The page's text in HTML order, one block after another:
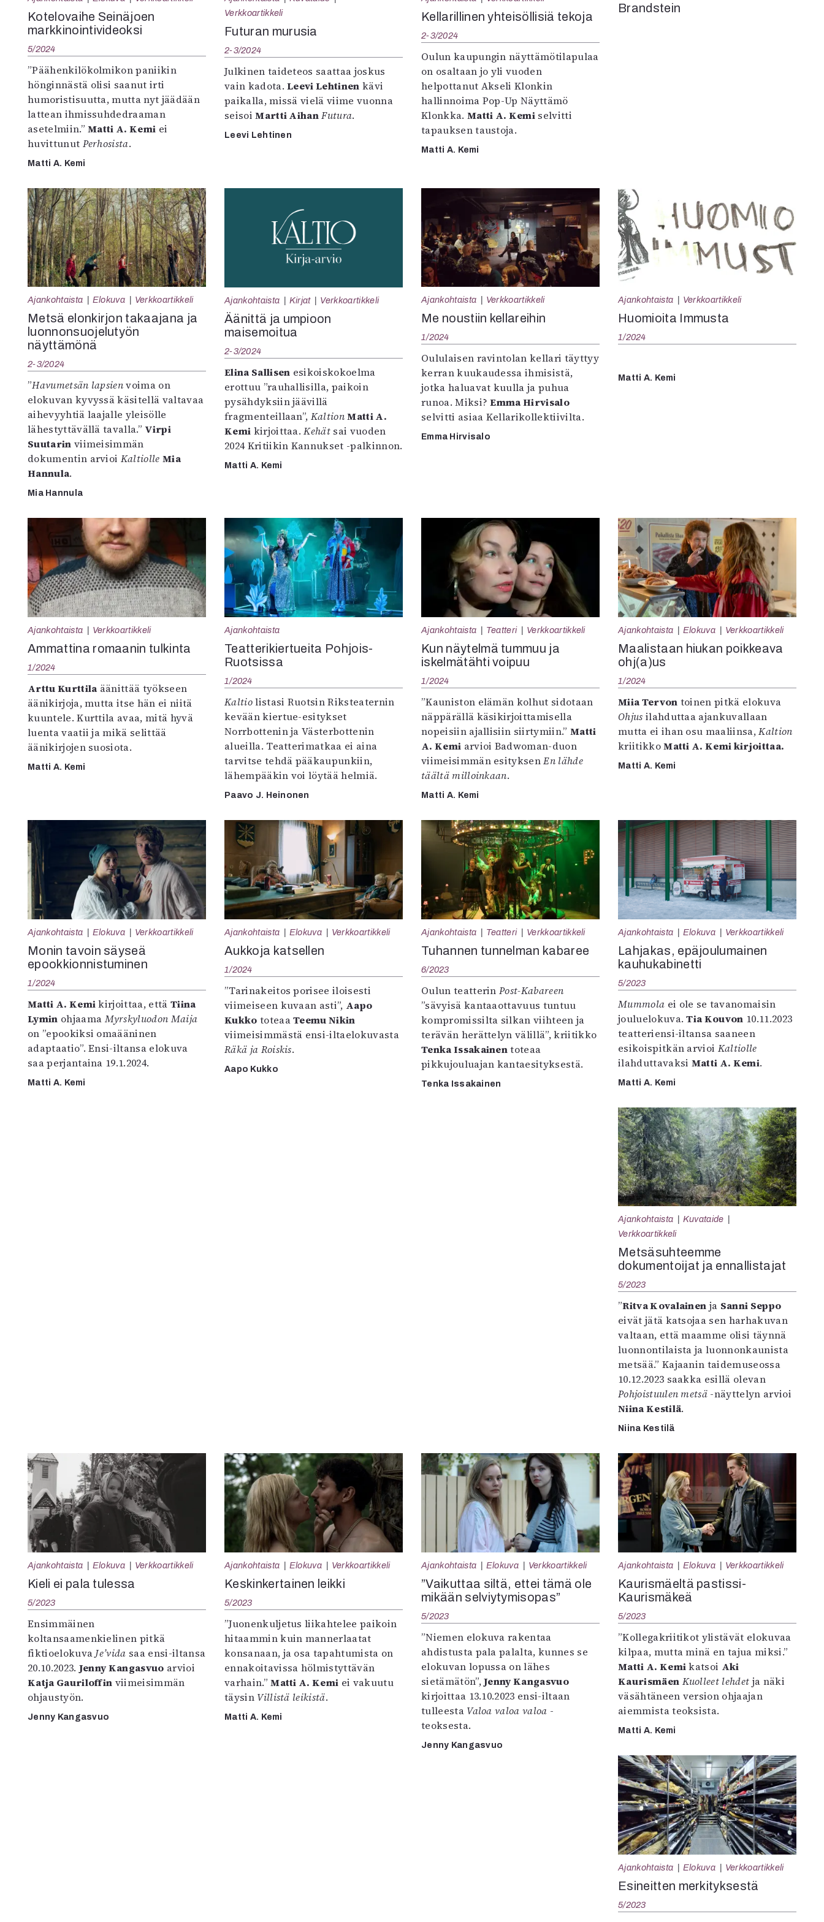
Kuvataide
In English
Arkisto
Kotelovaihe Seinäjoen
markkinointivideoksi
5/2024
”Päähenkilökolmikon paniikin
hönginnästä olisi saanut irti
humoristisuutta, mutta nyt jäädään
lattean ihmissuhdedraaman
asetelmiin.”Matti A. Kemi ei
huvittunut Perhosista.
Matti A. Kemi
Verkkoartikkeli
Futuran murusia
2-3/2024
Julkinen taideteos saattaa joskus
vain kadota.Leevi Lehtinen kävi
paikalla, missä vielä viime vuonna
seisoiMartti Aihan Futura.
Leevi Lehtinen
Kellarillinen yhteisöllisiä tekoja
2-3/2024
Oulun kaupungin näyttämötilapulaa
on osaltaan jo yli vuoden
helpottanut Akseli Klonkin
hallinnoima Pop-Up Näyttämö
Klonkka. Matti A. Kemi selvitti
tapauksen taustoja.
Matti A. Kemi
Brandstein
Ajankohtaista Elokuva Verkkoartikkeli
Metsä elonkirjon takaajana ja
luonnonsuojelutyön
näyttämönä
2-3/2024
”Havumetsän lapsienvoima on
elokuvan kyvyssä käsitellä valtavaa
aihevyyhtiä laajalle yleisölle
lähestyttävällä tavalla.” Virpi
Suutarin viimeisimmän
dokumentin arvioi Kaltiolle Mia
Hannula.
Mia Hannula
Ajankohtaista Kirjat Verkkoartikkeli
Äänittä ja umpioon
maisemoitua
2-3/2024
Elina Sallisen esikoiskokoelma
erottuu ”rauhallisilla, paikoin
pysähdyksiin jäävillä
fragmenteillaan”, KaltionMatti A.
Kemi kirjoittaa.Kehät sai vuoden
2024 Kritiikin Kannukset -palkinnon.
Matti A. Kemi
Ajankohtaista Verkkoartikkeli
Me noustiin kellareihin
1/2024
Oululaisen ravintolan kellari täyttyy
kerran kuukaudessa ihmisistä,
jotka haluavat kuulla ja puhua
runoa. Miksi?Emma Hirvisalo
selvitti asiaa Kellarikollektiivilta.
Emma Hirvisalo
Ajankohtaista Verkkoartikkeli
Huomioita Immusta
1/2024
Matti A. Kemi
Ajankohtaista Verkkoartikkeli
Ammattina romaanin tulkinta
1/2024
Arttu Kurttila äänittää työkseen
äänikirjoja, mutta itse hän ei niitä
kuuntele. Kurttila avaa, mitä hyvä
luenta vaatii ja mikä selittää
äänikirjojen suosiota.
Matti A. Kemi
Ajankohtaista
Teatterikiertueita Pohjois-
Ruotsissa
1/2024
Kaltiolistasi Ruotsin Riksteaternin
kevään kiertue-esitykset
Norrbottenin ja Västerbottenin
alueilla. Teatterimatkaa ei aina
tarvitse tehdä pääkaupunkiin,
lähempääkin voi löytää helmiä.
Paavo J. Heinonen
Ajankohtaista Teatteri Verkkoartikkeli
Kun näytelmä tummuu ja
iskelmätähti voipuu
1/2024
”Kauniston elämän kolhut sidotaan
näppärällä käsikirjoittamisella
nopeisiin ajallisiin siirtymiin.” Matti
A. Kemi arvioi Badwoman-duon
viimeisimmän esityksenEn lähde
täältä milloinkaan.
Matti A. Kemi
Ajankohtaista Elokuva Verkkoartikkeli
Maalistaan hiukan poikkeava
ohj(a)us
1/2024
Miia Tervon toinen pitkä elokuva
Ohjus ilahduttaa ajankuvallaan
mutta ei ihan osu maaliinsa,Kaltion
kriitikkoMatti A. Kemikirjoittaa.
Matti A. Kemi
Ajankohtaista Elokuva Verkkoartikkeli
Monin tavoin säyseä
epookkionnistuminen
1/2024
Matti A. Kemikirjoittaa, että Tiina
Lymin ohjaama Myrskyluodon Maija
on ”epookiksi omaääninen
adaptaatio”. Ensi-iltansa elokuva
saa perjantaina 19.1.2024.
Matti A. Kemi
Ajankohtaista Elokuva Verkkoartikkeli
Aukkoja katsellen
1/2024
”Tarinakeitos porisee iloisesti
viimeiseen kuvaan asti”, Aapo
Kukko toteaaTeemu Nikin
viimeisimmästä ensi-iltaelokuvasta
Räkä ja Roiskis.
Aapo Kukko
Ajankohtaista Teatteri Verkkoartikkeli
Tuhannen tunnelman kabaree
6/2023
Oulun teatterinPost-Kabareen
”sävyisä kantaaottavuus tuntuu
kompromissilta silkan viihteen ja
terävän herättelyn välillä”, kriitikko
Tenka Issakainentoteaa
pikkujouluajan kantaesityksestä.
Tenka Issakainen
Ajankohtaista Elokuva Verkkoartikkeli
Lahjakas, epäjoulumainen
kauhukabinetti
5/2023
Mummola ei ole se tavanomaisin
jouluelokuva.Tia Kouvon 10.11.2023
teatteriensi-iltansa saaneen
esikoispitkän arvioi Kaltiolle
ilahduttavaksi Matti A. Kemi.
Matti A. Kemi
Ajankohtaista
Kuvataide
Verkkoartikkeli
Metsäsuhteemme
dokumentoijat ja ennallistajat
5/2023
”Ritva Kovalainen ja Sanni Seppo
eivät jätä katsojaa sen harhakuvan
valtaan, että maamme olisi täynnä
luonnontilaista ja luonnonkaunista
metsää.” Kajaanin taidemuseossa
10.12.2023 saakka esillä olevan
Pohjoistuulen metsä -näyttelyn arvioi
Niina Kestilä.
Niina Kestilä
Ajankohtaista Elokuva Verkkoartikkeli
Kieli ei pala tulessa
5/2023
Ensimmäinen
koltansaamenkielinen pitkä
fiktioelokuva Je’vida saa ensi-iltansa
20.10.2023. Jenny Kangasvuo arvioi
Katja Gauriloffin viimeisimmän
ohjaustyön.
Jenny Kangasvuo
Ajankohtaista Elokuva Verkkoartikkeli
Keskinkertainen leikki
5/2023
”Juonenkuljetus liikahtelee paikoin
hitaammin kuin mannerlaatat
konsanaan, ja osa tapahtumista on
ennakoitavissa hölmistyttävän
varhain.”Matti A. Kemi ei vakuutu
täysin Villistä leikistä.
Matti A. Kemi
Ajankohtaista Elokuva Verkkoartikkeli
”Vaikuttaa siltä, ettei tämä ole
mikään selviytymisopas”
5/2023
”Niemen elokuva rakentaa
ahdistusta pala palalta, kunnes se
elokuvan lopussa on lähes
sietämätön”,Jenny Kangasvuo
kirjoittaa 13.10.2023 ensi-iltaan
tulleesta Valoa valoa valoa -
teoksesta.
Jenny Kangasvuo
Ajankohtaista Elokuva Verkkoartikkeli
Kaurismäeltä pastissi-
Kaurismäkeä
5/2023
”Kollegakriitikot ylistävät elokuvaa
kilpaa, mutta minä en tajua miksi.”
Matti A. Kemikatsoi Aki
Kaurismäen Kuolleet lehdet ja näki
väsähtäneen version ohjaajan
aiemmista teoksista.
Matti A. Kemi
Ajankohtaista Elokuva Verkkoartikkeli
Esineitten merkityksestä
5/2023